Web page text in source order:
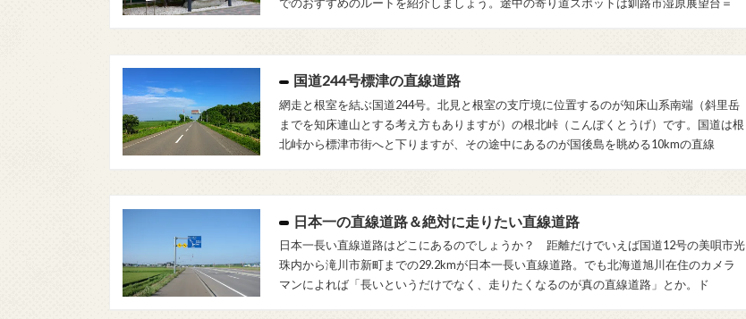
でのおすすめのルートを紹介しましょう。途中の寄り道スポットは釧路市湿原展望台＝
国道244号標津の直線道路
網走と根室を結ぶ国道244号。北見と根室の支庁境に位置するのが知床山系南端（斜里岳
までを知床連山とする考え方もありますが）の根北峠（こんぽくとうげ）です。国道は根
北峠から標津市街へと下りますが、その途中にあるのが国後島を眺める10kmの直線
日本一の直線道路＆絶対に走りたい直線道路
日本一長い直線道路はどこにあるのでしょうか？ 距離だけでいえば国道12号の美唄市光
珠内から滝川市新町までの29.2kmが日本一長い直線道路。でも北海道旭川在住のカメラ
マンによれば「長いというだけでなく、走りたくなるのが真の直線道路」とか。ド